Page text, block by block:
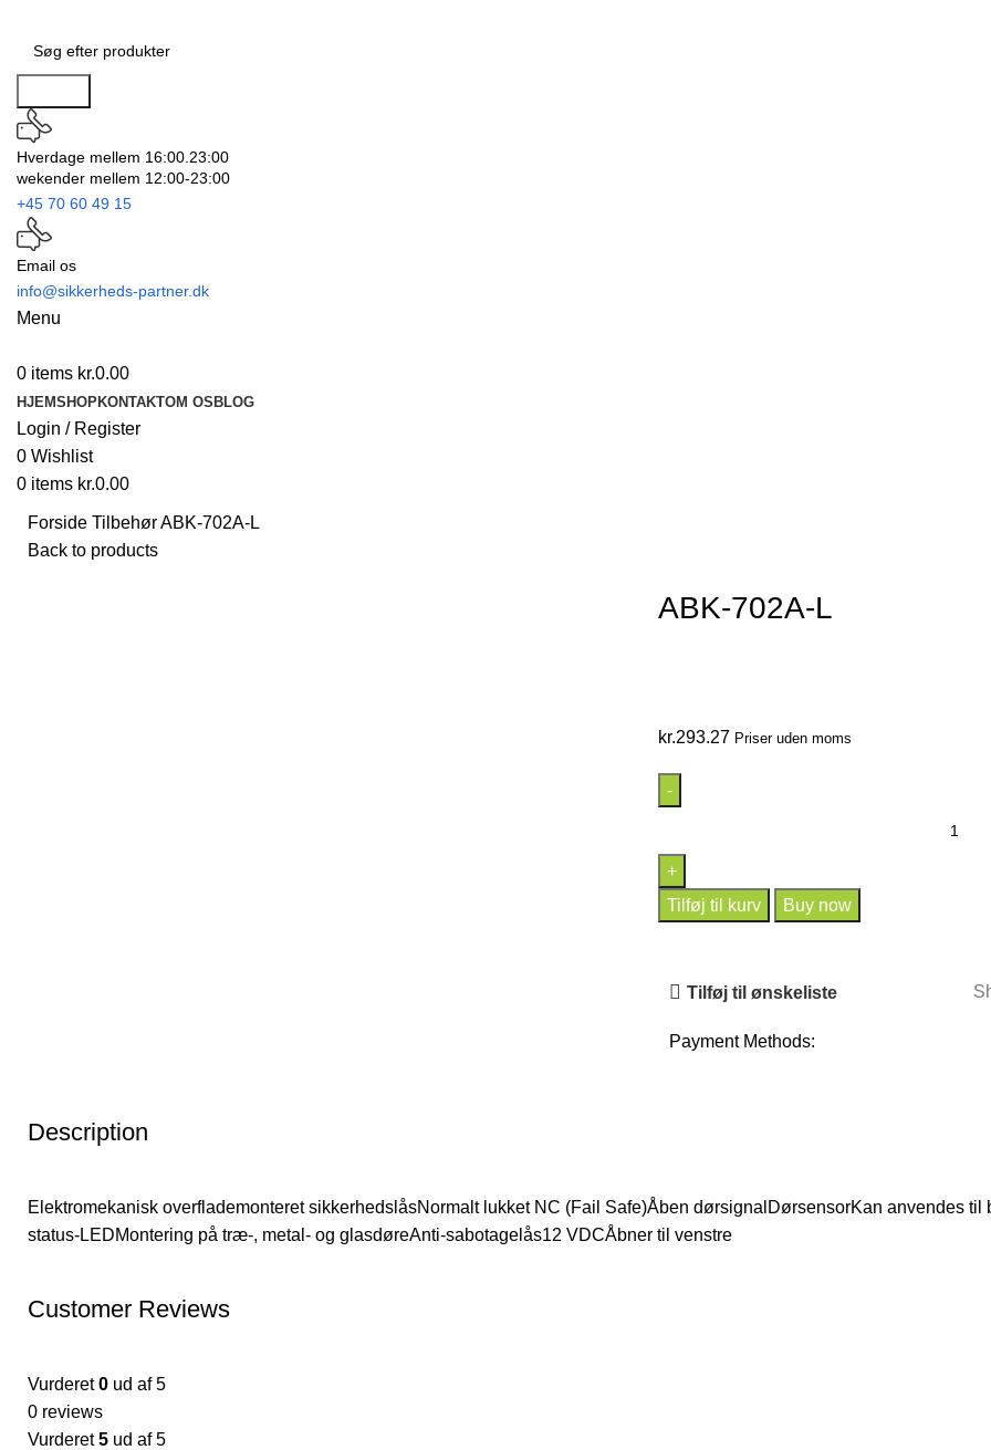
Hverdage mellem 16:00.23:00
wekender mellem 12:00-23:00
+45 70 60 49 15
Email os
info@sikkerheds-partner.dk
Menu
0 items kr.0.00
HJEMSHOPKONTAKTOM OS BLOG
Login / Register
0 Wishlist
0 items kr.0.00
Forside TilbehørABK-702A-L
Back to products
ABK-702A-L
kr.293.27 Priser uden moms
Tilføj til kurv Buy now
Tilføj til ønskeliste
Payment Methods:
Description
Elektromekanisk overflademonteret sikkerhedslåsNormalt lukket NC (Fail Safe)Åben dørsignalDørsensorKan anvendes
status-LEDMontering på træ-, metal- og glasdøreAnti-sabotagelås12 VDCÅbner til venstre
Customer Reviews
Vurderet0 ud af 5
0 reviews
Vurderet5 ud af 5